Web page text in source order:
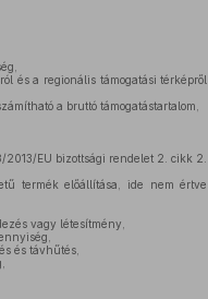
és a regionális támogatási térképről
a bruttó támogatástartalom,
EU bizottsági rendelet 2. cikk 2.
termék előállítása, ide nem értve
vagy létesítmény,
és távhűtés,